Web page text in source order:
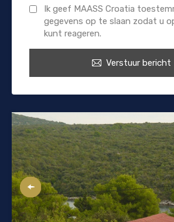
Ik geef MAASS Croatia
gegevens op te slaan zodat u
kunt reageren.
Verstuur bericht